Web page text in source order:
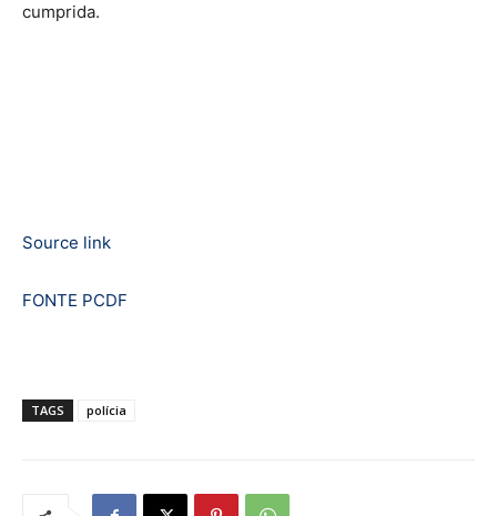
cumprida.
Source link
FONTE PCDF
TAGS polícia